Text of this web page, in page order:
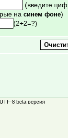
(введите
на синем фоне)
(2+2=?)
8 beta версия